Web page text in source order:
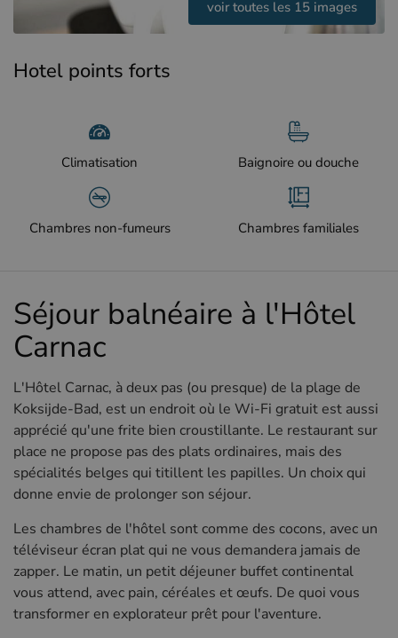
voir toutes les 15 images
Hotel points forts
Climatisation Baignoire ou douche
Chambres non-fumeurs Chambres familiales
Séjour balnéaire à l'Hôtel
Carnac
L'Hôtel Carnac, à deux pas (ou presque) de la plage de
Koksijde-Bad, est un endroit où le Wi-Fi gratuit est aussi
apprécié qu'une frite bien croustillante. Le restaurant sur
place ne propose pas des plats ordinaires, mais des
spécialités belges qui titillent les papilles. Un choix qui
donne envie de prolonger son séjour.
Les chambres de l'hôtel sont comme des cocons, avec un
téléviseur écran plat qui ne vous demandera jamais de
zapper. Le matin, un petit déjeuner buffet continental
vous attend, avec pain, céréales et œufs. De quoi vous
transformer en explorateur prêt pour l'aventure.